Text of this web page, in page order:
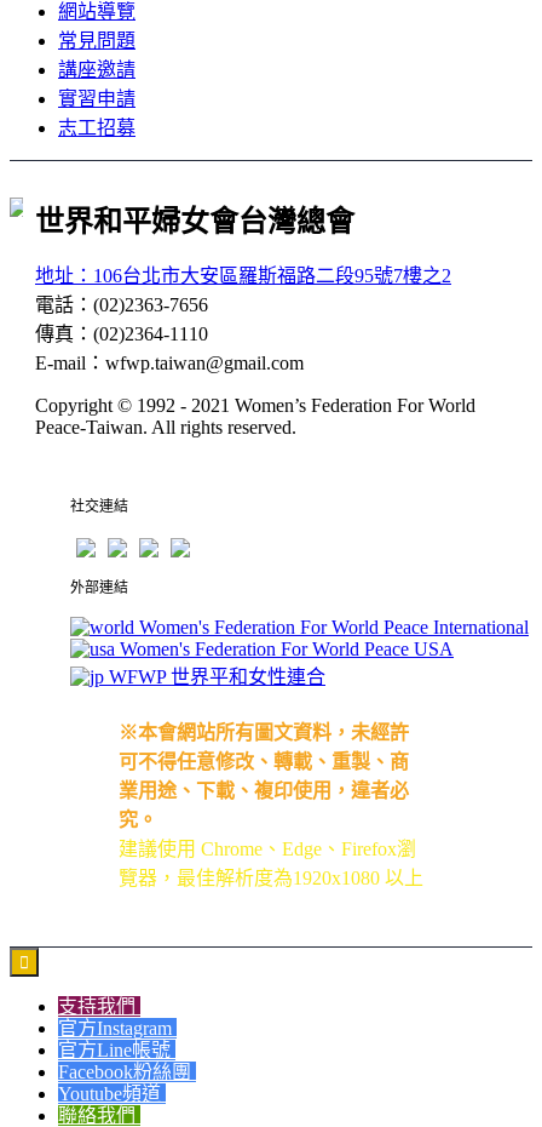
網站導覽
常見問題
講座邀請
實習申請
志工招募
世界和平婦女會台灣總會
地址：106台北市大安區羅斯福路二段95號7樓之2
電話： (02)2363-7656
傳真： (02)2364-1110
E-mail ： wfwp.taiwan@gmail.com
Copyright © 1992 - 2021 Women’s Federation For World
Peace-Taiwan. All rights reserved.
社交連結
外部連結
Women's Federation For World Peace International
Women's Federation For World Peace USA
WFWP 世界平和女性連合
※本會網站所有圖文資料，未經許
可不得任意修改、轉載、重製、商
業用途、下載、複印使用，違者必
究。
建議使用 Chrome、Edge、Firefox瀏
覽器，最佳解析度為1920x1080 以上

支持我們
官方Instagram
官方Line帳號
Facebook粉絲團
Youtube頻道
聯絡我們